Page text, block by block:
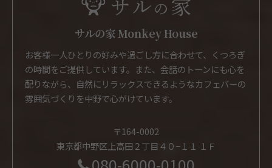
サルの家 Monkey House
お客様一人ひとりの好みや過ごし方に合わせて、くつろぎ
の時間をご提供しています。また、会話のトーンにも心を
配りながら、自然にリラックスできるようなカフェバーの
雰囲気づくりを中野で心がけています。
〒164-0002
東京都中野区上高田２丁目４０−１１ １Ｆ